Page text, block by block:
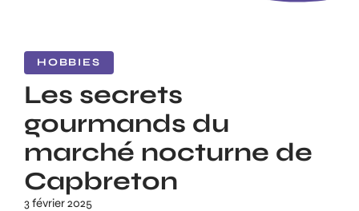
HOBBIES
Les secrets
gourmands du
marché nocturne de
Capbreton
3 février 2025